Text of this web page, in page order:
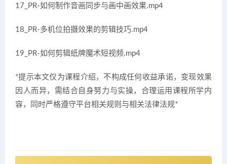
17_PR-如何制作音画同步与画中画效果.mp4
18_PR-多机位拍摄效果的剪辑技巧.mp4
19_PR-如何剪辑纸牌魔术短视频.mp4
*提示本文仅为课程介绍，不构成任何收益承诺，变现效果
因人而异，需结合自身努力与实操，合理运用课程所学内
容，同时严格遵守平台相关规则与相关法律法规*